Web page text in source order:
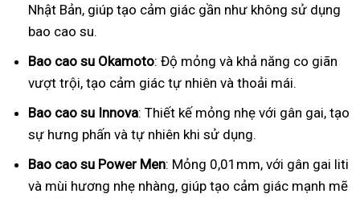
Nhật Bản, giúp tạo cảm giác gần như không sử dụng
bao cao su.
Bao cao su Okamoto: Độ mỏng và khả năng co giãn
vượt trội, tạo cảm giác tự nhiên và thoải mái.
Bao cao su Innova: Thiết kế mỏng nhẹ với gân gai, tạo
sự hưng phấn và tự nhiên khi sử dụng.
Bao cao su Power Men: Mỏng 0,01mm, với gân gai liti
và mùi hương nhẹ nhàng, giúp tạo cảm giác mạnh mẽ